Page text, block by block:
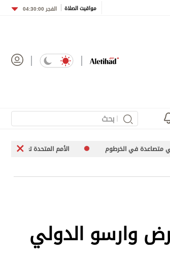
مواقيت الصلاة الفجر 04:30:00
الأمم المتحدة تعرب عن قلقها إزاء ارتفاع عدد
وارسو الدولي